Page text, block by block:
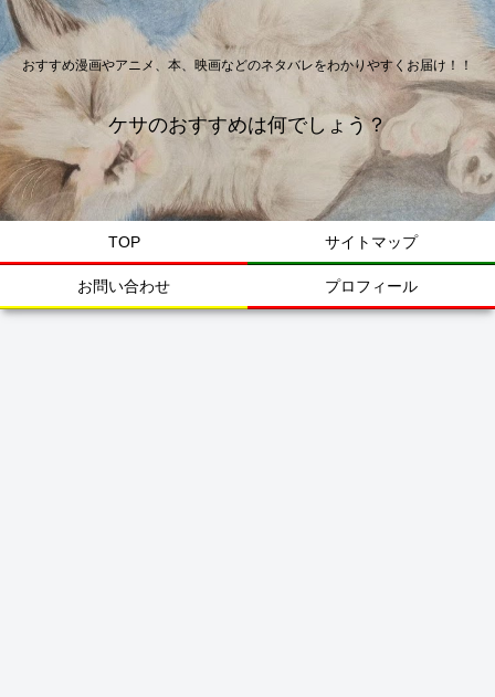
おすすめ漫画やアニメ、本、映画などのネタバレをわかりやすくお届け！！
ケサのおすすめは何でしょう？
TOP サイトマップ
お問い合わせ プロフィール